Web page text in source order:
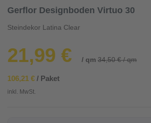
Gerflor Designboden Virtuo 30
Steindekor Latina Clear
21,99 € / qm 34,50 € / qm
106,21 € / Paket
inkl. MwSt.